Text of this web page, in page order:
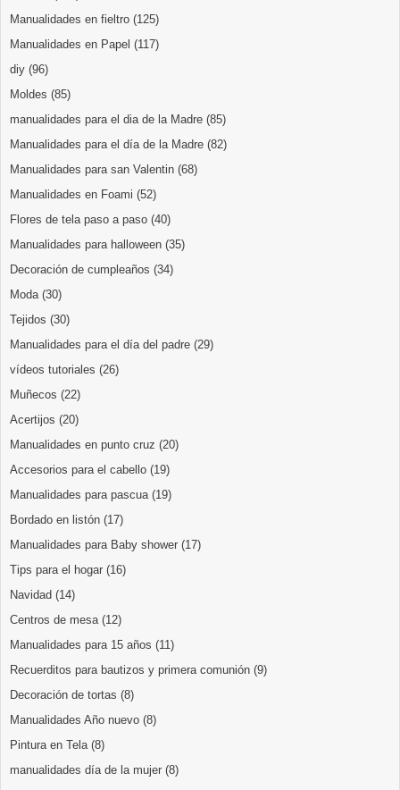
Manualidades en fieltro (125)
Manualidades en Papel (117)
diy (96)
Moldes (85)
manualidades para el dia de la Madre (85)
Manualidades para el día de la Madre (82)
Manualidades para san Valentin (68)
Manualidades en Foami (52)
Flores de tela paso a paso (40)
Manualidades para halloween (35)
Decoración de cumpleaños (34)
Moda (30)
Tejidos (30)
Manualidades para el día del padre (29)
vídeos tutoriales (26)
Muñecos (22)
Acertijos (20)
Manualidades en punto cruz (20)
Accesorios para el cabello (19)
Manualidades para pascua (19)
Bordado en listón (17)
Manualidades para Baby shower (17)
Tips para el hogar (16)
Navidad (14)
Centros de mesa (12)
Manualidades para 15 años (11)
Recuerditos para bautizos y primera comunión (9)
Decoración de tortas (8)
Manualidades Año nuevo (8)
Pintura en Tela (8)
manualidades día de la mujer (8)